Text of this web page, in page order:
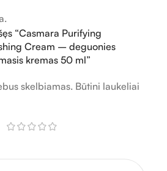
“Casmara Purifying
Cream – deguonies
kremas 50 ml”
skelbiamas. Būtini laukeliai